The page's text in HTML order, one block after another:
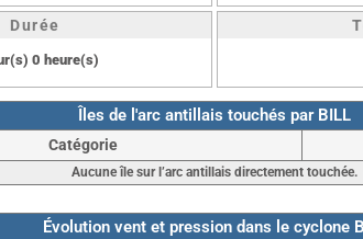
Durée
0 heure(s)
Îles de l'arc antillais touchés par BILL
Catégorie
Aucune île sur l’arc antillais directement touchée.
Évolution vent et pression dans le cyclone